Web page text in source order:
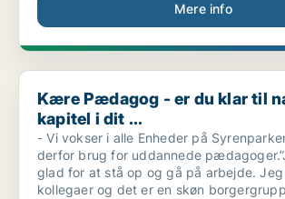
Mere info
Kære Pædagog - er du klar til næste kapitel
Kære Pædagog - er du klar til
kapitel i dit ...
- Vi vokser i alle Enheder på
derfor brug for uddannede
glad for at stå op og gå på arbejde.
kollegaer og det er en skøn